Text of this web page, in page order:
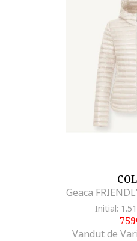
Initial:
759
Vandut de